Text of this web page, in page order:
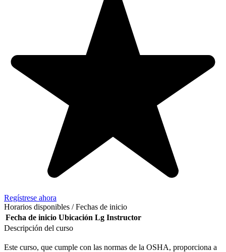
Regístrese ahora
Horarios disponibles / Fechas de inicio
Fecha de inicio Ubicación Lg Instructor
Descripción del curso
Este curso, que cumple con las normas de la OSHA, proporciona a